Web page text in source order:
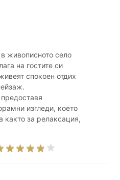
живописното село
на гостите си
спокоен отдих
изгледи, което
както за релаксация,